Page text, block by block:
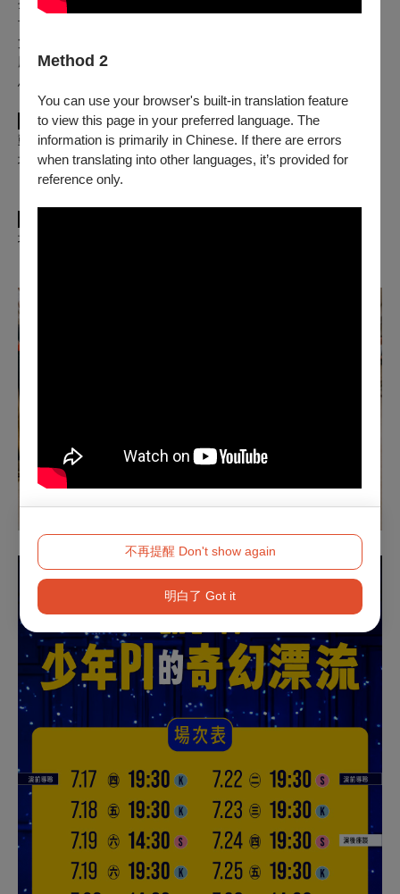
Method 2
You can use your browser's built-in translation feature
to view this page in your preferred language. The
information is primarily in Chinese. If there are errors
when translating into other languages, it’s provided for
reference only.
不再提醒 Don't show again
明白了 Got it
母親、護士、柳橙汁｜艾瑞雅・普拉薩德 Aria Prasad
父親｜羅尼・朱迪 Ronny Jhutti
庫瑪老師、陳露露、群戲演員｜田島珊瑚 Sango Tajima
馬馬紀、班智達｜普希平達・詹尼 Pushpinder Chani
《少年PI的奇幻漂流》演後限定戲偶見面會
​動物戲偶將在戲劇院大廳隨機出現，歡迎拍照分享。
場次：7/17 （四）演後 、7/18（五）演後、7/23（三）演後
（演後於國家戲劇院大廳）
場次：